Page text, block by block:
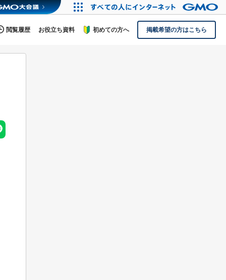
閲覧履歴 お役立ち資料 初めての方へ 掲載希望の方はこちら